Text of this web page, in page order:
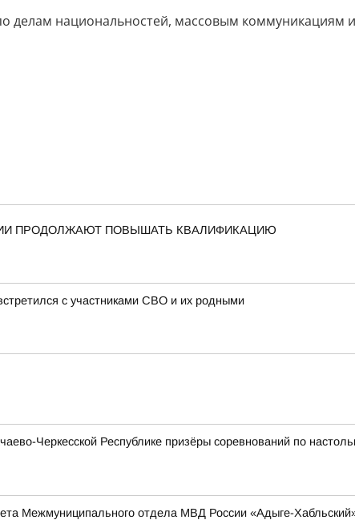
делам национальностей, массовым коммуникациям
ПРОДОЛЖАЮТ ПОВЫШАТЬ КВАЛИФИКАЦИЮ
с участниками СВО и их родными
Черкесской Республике призёры соревнований по
Межмуниципального отдела МВД России «Адыге-